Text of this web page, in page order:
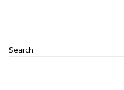
Search